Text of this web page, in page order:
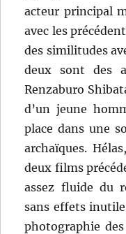
acteur principal
avec les
des similitudes
deux sont des
Renzaburo
d’un jeune
place dans une
archaïques.
deux films
assez fluide du
sans effets
photographie